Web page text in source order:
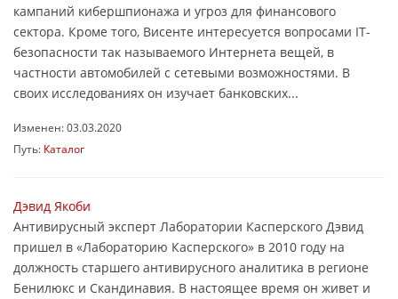
кампаний кибершпионажа и угроз для финансового
сектора. Кроме того, Висенте интересуется вопросами IT-
безопасности так называемого Интернета вещей, в
частности автомобилей с сетевыми возможностями. В
своих исследованиях он изучает банковских...
Изменен: 03.03.2020
Путь: Каталог
Дэвид Якоби
Антивирусный эксперт Лаборатории Касперского Дэвид
пришел в «Лабораторию Касперского» в 2010 году на
должность старшего антивирусного аналитика в регионе
Бенилюкс и Скандинавия. В настоящее время он живет и